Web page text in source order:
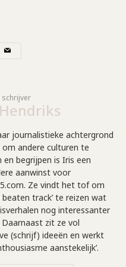
schrijver
journalistieke achtergrond
om andere culturen te
en begrijpen is Iris een
aanwinst voor
Ze vindt het tof om
beaten track’ te reizen wat
nog interessanter
zit ze vol
(schrijf) ideeën en werkt
aanstekelijk’.